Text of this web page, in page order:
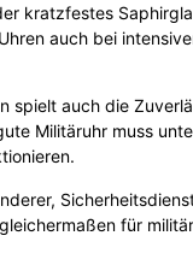
kratzfestes
auch bei
spielt auch die
Militäruhr muss
für